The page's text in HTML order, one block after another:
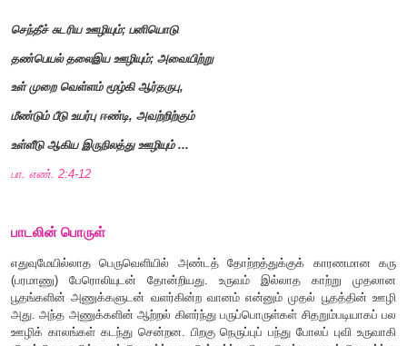
உரு அறிவாரா ஒன்றன் ஊழியும்
உந்து வளி கிளர்ந்த ஊழி ஊழ் ஊழியும்
செந்தீச் சுடரிய ஊழியும்;பனியொடு